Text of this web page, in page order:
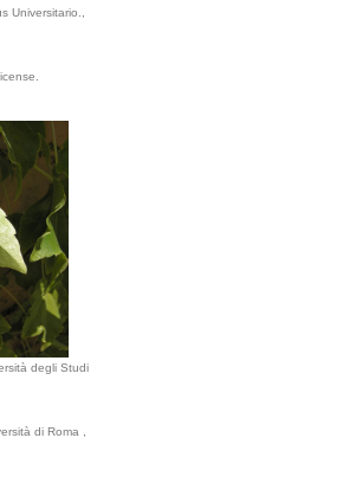
Universitario.,
degli Studi
di Roma ,